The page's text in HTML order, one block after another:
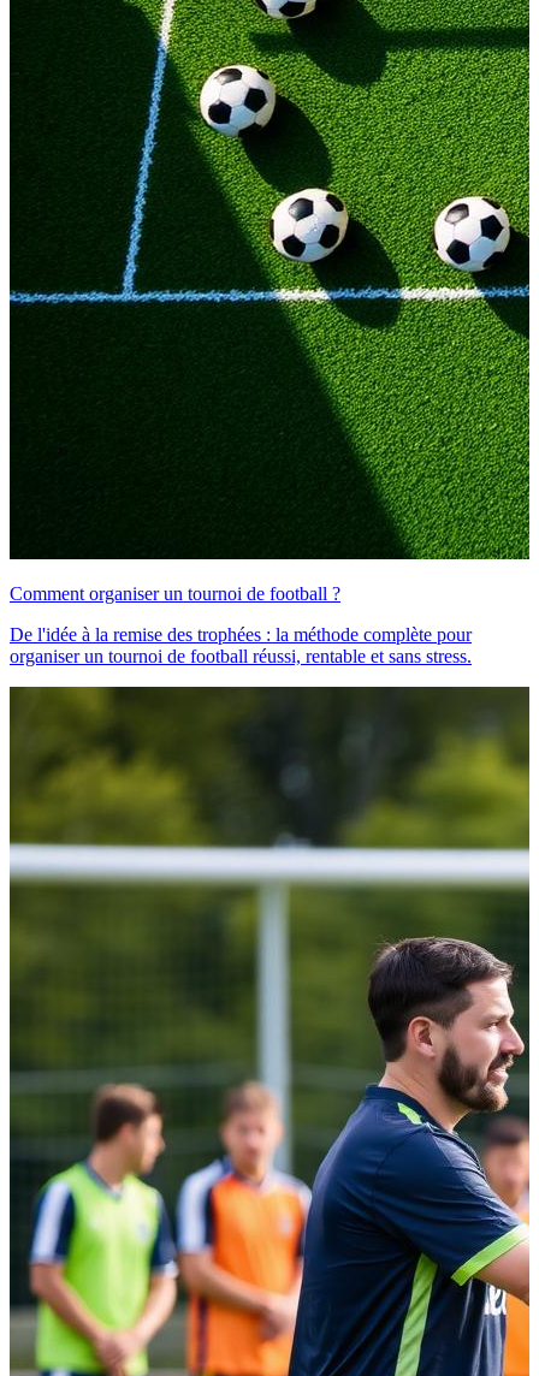
Comment organiser un tournoi de football ?
De l'idée à la remise des trophées : la méthode complète pour
organiser un tournoi de football réussi, rentable et sans stress.